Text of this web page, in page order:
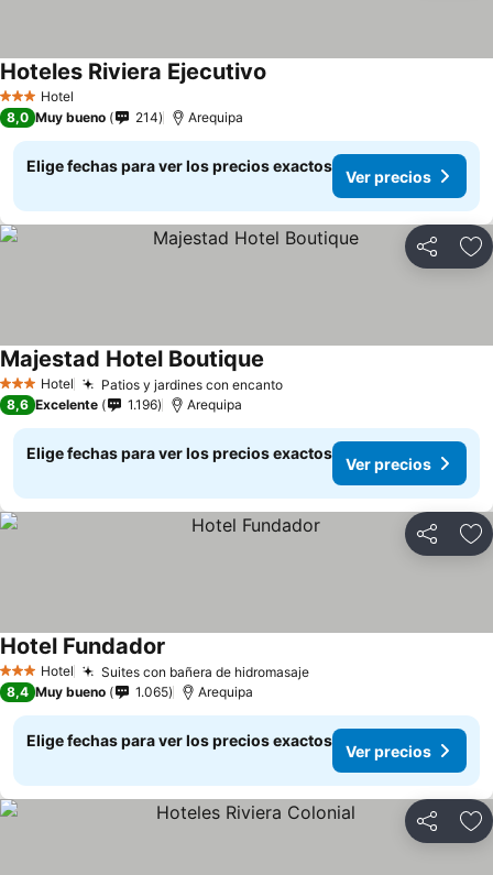
3 Estrellas
Hotel
Hoteles Riviera Ejecutivo
8,0 Muy bueno 214 Arequipa
Elige fechas para ver los precios exactos
Ver precios
Compartir
3 Estrellas
Hotel Patios y jardines con encanto
Majestad Hotel Boutique
8,6 Excelente 1.196 Arequipa
Elige fechas para ver los precios exactos
Ver precios
Compartir
3 Estrellas
Hotel Suites con bañera de hidromasaje
Hotel Fundador
8,4 Muy bueno 1.065 Arequipa
Elige fechas para ver los precios exactos
Ver precios
Compartir